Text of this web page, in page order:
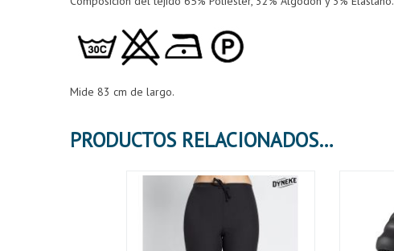
Mide 83 cm de largo.
PRODUCTOS RELACIONADOS